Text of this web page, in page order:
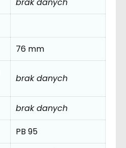
76 mm
brak danych
brak danych
PB 95